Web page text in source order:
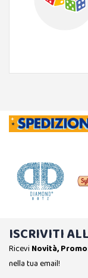
ISCRIVITI
Ricevi Novità,
nella tua email!